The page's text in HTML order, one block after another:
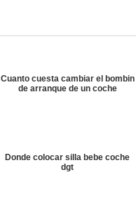
Cuanto cuesta cambiar el bombin
de arranque de un coche
Donde colocar silla bebe coche
dgt